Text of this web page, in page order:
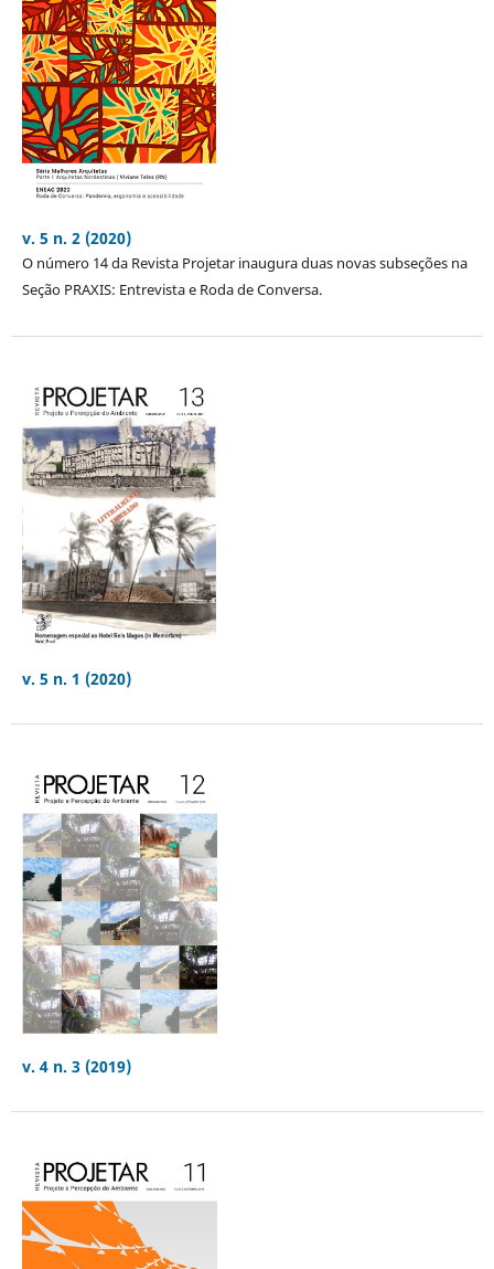
v. 5 n. 2 (2020)
O número 14 da Revista Projetar inaugura duas novas subseções na
Seção PRAXIS: Entrevista e Roda de Conversa.
v. 5 n. 1 (2020)
v. 4 n. 3 (2019)